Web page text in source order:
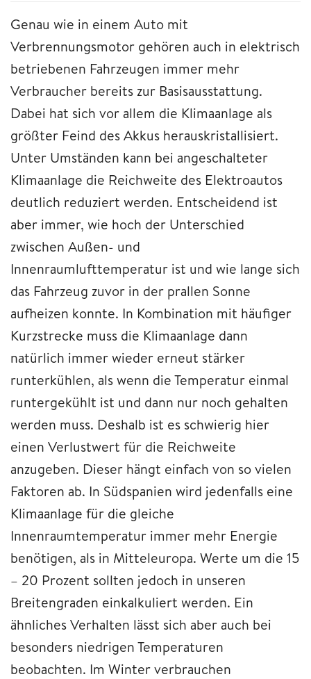
Genau wie in einem Auto mit
Verbrennungsmotor gehören auch in elektrisch
betriebenen Fahrzeugen immer mehr
Verbraucher bereits zur Basisausstattung.
Dabei hat sich vor allem die Klimaanlage als
größter Feind des Akkus herauskristallisiert.
Unter Umständen kann bei angeschalteter
Klimaanlage die Reichweite des Elektroautos
deutlich reduziert werden. Entscheidend ist
aber immer, wie hoch der Unterschied
zwischen Außen- und
Innenraumlufttemperatur ist und wie lange sich
das Fahrzeug zuvor in der prallen Sonne
aufheizen konnte. In Kombination mit häufiger
Kurzstrecke muss die Klimaanlage dann
natürlich immer wieder erneut stärker
runterkühlen, als wenn die Temperatur einmal
runtergekühlt ist und dann nur noch gehalten
werden muss. Deshalb ist es schwierig hier
einen Verlustwert für die Reichweite
anzugeben. Dieser hängt einfach von so vielen
Faktoren ab. In Südspanien wird jedenfalls eine
Klimaanlage für die gleiche
Innenraumtemperatur immer mehr Energie
benötigen, als in Mitteleuropa. Werte um die 15
– 20 Prozent sollten jedoch in unseren
Breitengraden einkalkuliert werden. Ein
ähnliches Verhalten lässt sich aber auch bei
besonders niedrigen Temperaturen
beobachten. Im Winter verbrauchen